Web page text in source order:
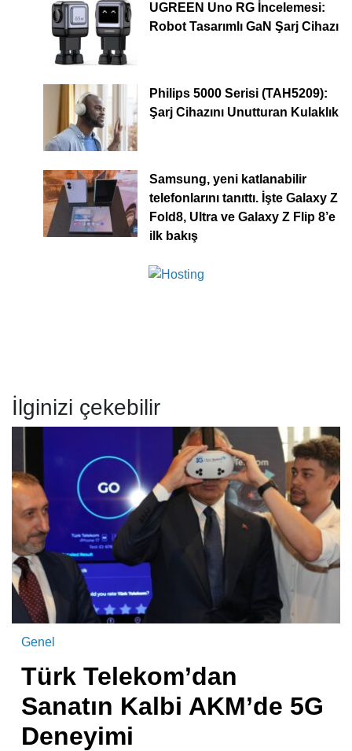
UGREEN Uno RG İncelemesi:
Robot Tasarımlı GaN Şarj Cihazı
Philips 5000 Serisi (TAH5209):
Şarj Cihazını Unutturan Kulaklık
Samsung, yeni katlanabilir
telefonlarını tanıttı. İşte Galaxy Z
Fold8, Ultra ve Galaxy Z Flip 8’e
ilk bakış
İlginizi çekebilir
Genel
Türk Telekom’dan
Sanatın Kalbi AKM’de 5G
Deneyimi